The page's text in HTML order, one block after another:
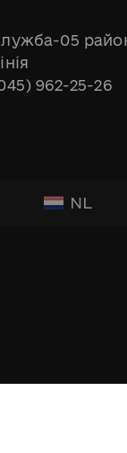
05
962-25-26
NL